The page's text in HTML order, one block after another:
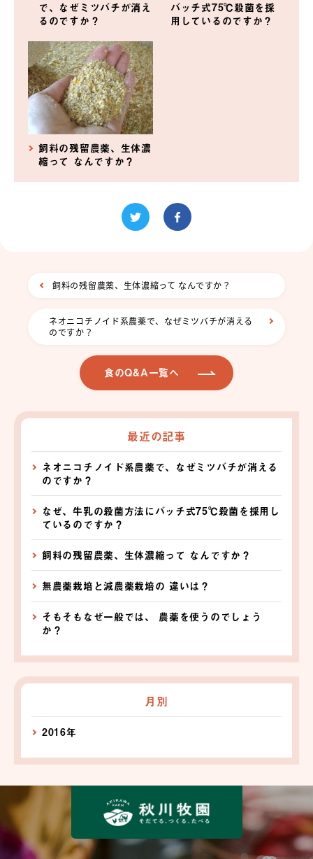
で、なぜミツバチが消え
るのですか？
バッチ式75℃殺菌を採
用しているのですか？
飼料の残留農薬、生体濃
縮って なんですか？
飼料の残留農薬、生体濃縮って なんですか？
ネオニコチノイド系農薬で、なぜミツバチが消える
のですか？
食のQ&A一覧へ
最近の記事
ネオニコチノイド系農薬で、なぜミツバチが消える
のですか？
なぜ、牛乳の殺菌方法にバッチ式75℃殺菌を採用し
ているのですか？
飼料の残留農薬、生体濃縮って なんですか？
無農薬栽培と減農薬栽培の 違いは？
そもそもなぜ一般では、 農薬を使うのでしょう
か？
月別
2016年